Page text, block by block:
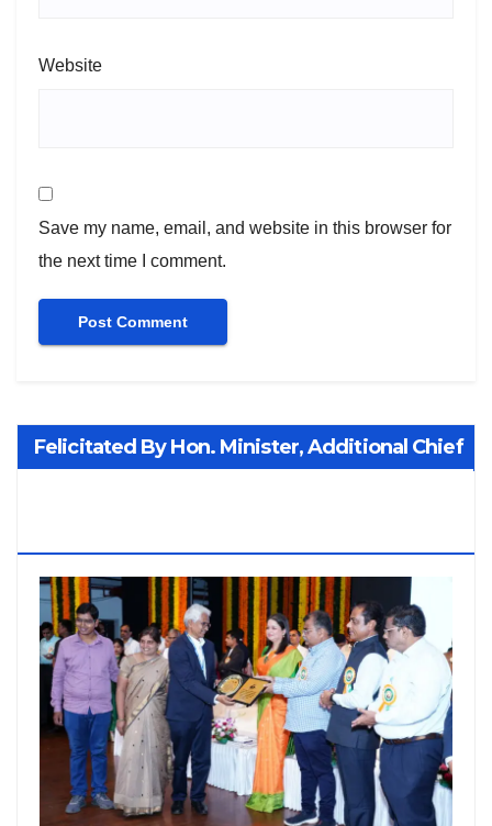
Website
Save my name, email, and website in this browser for
the next time I comment.
Felicitated By Hon. Minister, Additional Chief